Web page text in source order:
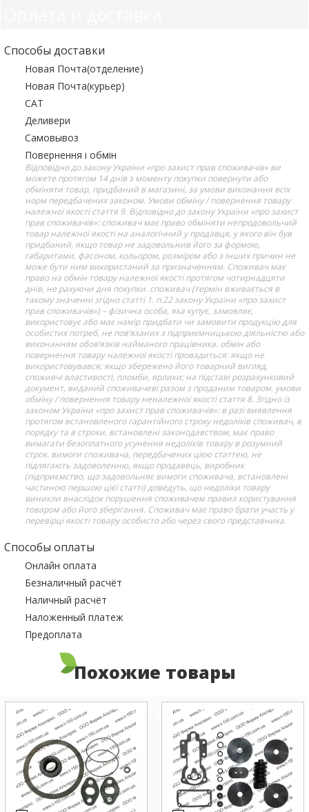
Способы доставки
Новая Почта(отделение)
Новая Почта(курьер)
САТ
Деливери
Самовывоз
Повернення і обмін
Відповідно до закону України «про захист прав споживачів» ви
можете протягом 14 днів з моменту покупки повернути або
обміняти товар, придбаний в магазині, за умови виконання всіх
норм передбачених законом. Умови обміну / повернення товару
належної якості стаття 9. Відповідно до закону України «про захист
прав споживачів»: споживач має право обміняти непродовольчий
товар належної якості на аналогічний у продавця, у якого він був
придбаний, якщо товар не задовольнив його за формою,
габаритами, фасоном, кольором, розміром або з інших причин не
може бути ним використаний за призначенням. Споживач має
право на обмін товару належної якості протягом чотирнадцяти
днів, не рахуючи дня покупки. споживач (термін вживається в
такому значенні згідно статті 1. п.22 закону України «про захист
прав споживачів») – фізична особа, яка купує, замовляє,
використовує або має намір придбати чи замовити продукцію для
особистих потреб, не пов’язаних з підприємницькою діяльністю або
виконанням обов’язків найманого працівника. обмін або
повернення товару належної якості провадиться: якщо не
використовувався; якщо збережено його товарний вигляд,
споживчі властивості, пломби, ярлики; на підставі розрахунковий
документ, виданий споживачеві разом з проданим товаром. умови
обміну / повернення товару неналежної якості стаття 8. Згідно із
законом України «про захист прав споживачів»: в разі виявлення
протягом встановленого гарантійного строку недоліків споживач, в
порядку та в строки, встановлені законодавством, має право
вимагати безоплатного усунення недоліків товару в розумний
строк. вимоги споживача, передбачених цією статтею, не
підлягають задоволенню, якщо продавець, виробник
(підприємство, що задовольняє вимоги споживача, встановлені
частиною першою цієї статті) доведуть, що недоліки товару
виникли внаслідок порушення споживачем правил користування
товаром або його зберігання. Споживач має право брати участь у
перевірці якості товару особисто або через свого представника.
Способы оплаты
Онлайн оплата
Безналичный расчёт
Наличный расчёт
Наложенный платеж
Предоплата
Похожие товары